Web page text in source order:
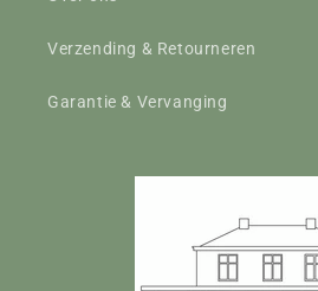
Verzending & Retourneren
Garantie & Vervanging